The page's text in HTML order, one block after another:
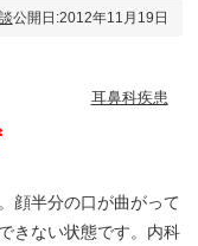
公開日:2012年11月19日
耳鼻科疾患
顔半分の口が曲がって
きない状態です。内科